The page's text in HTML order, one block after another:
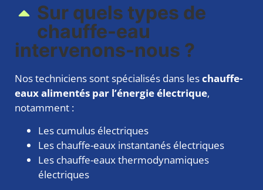
Sur quels types de
chauffe-eau
intervenons-nous ?​
Nos techniciens sont spécialisés dans leschauffe-
eaux alimentés par l’énergie électrique,
notamment :
Les cumulus électriques
Les chauffe-eaux instantanés électriques
Les chauffe-eaux thermodynamiques
électriques